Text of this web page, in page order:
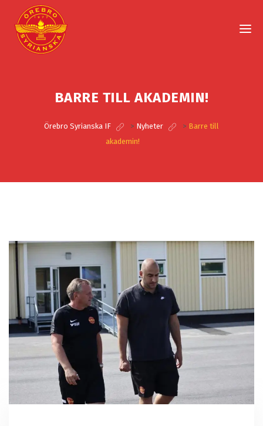
BARRE TILL AKADEMIN!
Örebro Syrianska IF > Nyheter > Barre till
akademin!